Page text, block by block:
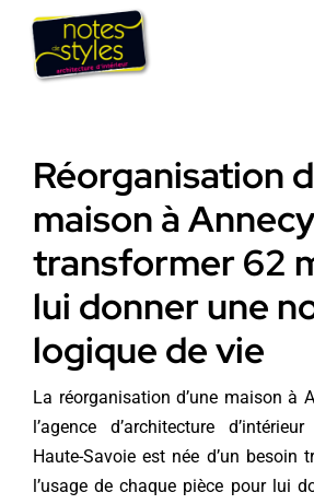
Passer
contenu
Réorganisation
maison à
transformer 62
lui donner une
logique de vie
La réorganisation d’une maison à
l’agence d’architecture
Haute-Savoie est née d’un besoin
l’usage de chaque pièce pour lui